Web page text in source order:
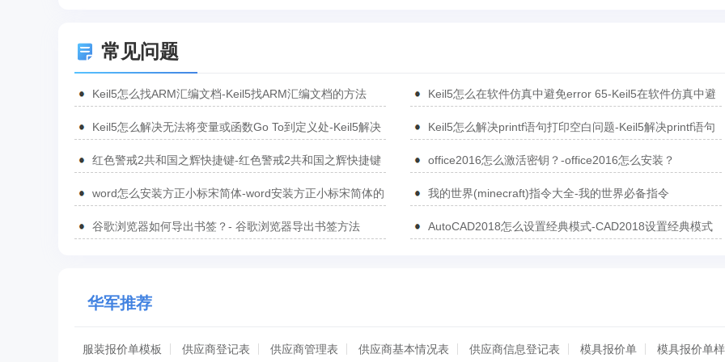
常见问题
Keil5怎么找ARM汇编文档-Keil5找ARM汇编文档的方法
Keil5怎么在软件仿真中避免error 65-Keil5在软件仿真中避
Keil5怎么解决无法将变量或函数Go To到定义处-Keil5解决
Keil5怎么解决printf语句打印空白问题-Keil5解决printf语句
红色警戒2共和国之辉快捷键-红色警戒2共和国之辉快捷键
office2016怎么激活密钥？-office2016怎么安装？
word怎么安装方正小标宋简体-word安装方正小标宋简体的
我的世界(minecraft)指令大全-我的世界必备指令
谷歌浏览器如何导出书签？- 谷歌浏览器导出书签方法
AutoCAD2018怎么设置经典模式-CAD2018设置经典模式
华军推荐
服装报价单模板 供应商登记表 供应商管理表 供应商基本情况表 供应商信息登记表 模具报价单 模具报价单